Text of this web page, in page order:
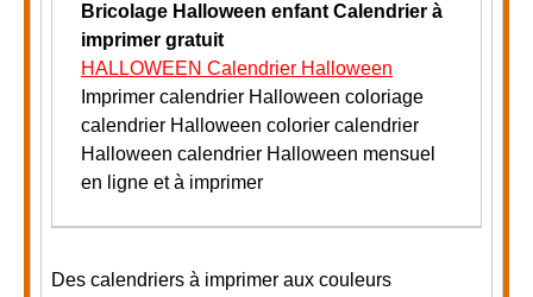
Bricolage Halloween enfant Calendrier à
imprimer gratuit
HALLOWEEN Calendrier Halloween
Imprimer calendrier Halloween coloriage
calendrier Halloween colorier calendrier
Halloween calendrier Halloween mensuel
en ligne et à imprimer
Des calendriers à imprimer aux couleurs